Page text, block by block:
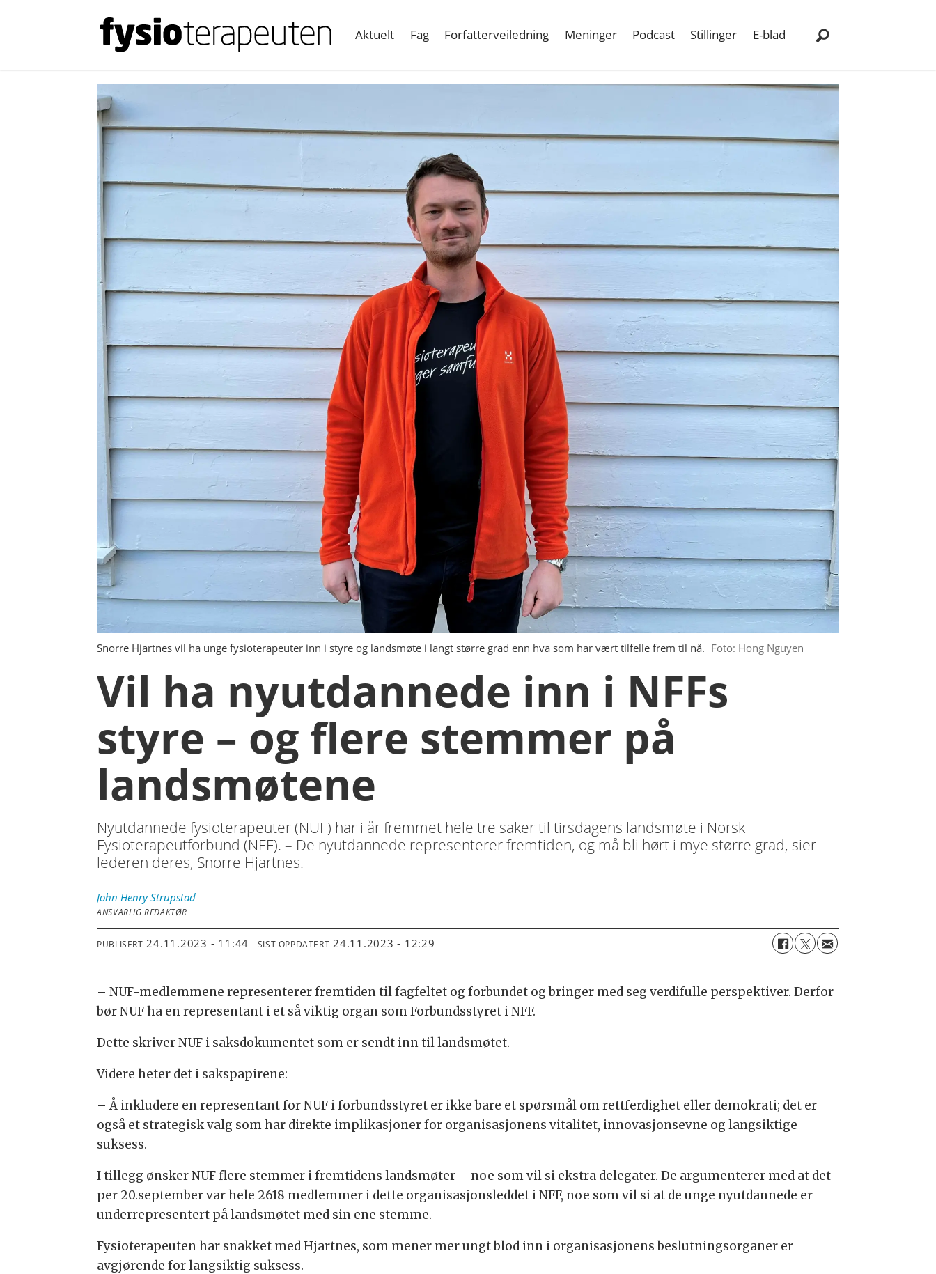
Aktuelt Fag Forfatterveiledning Meninger Podcast Stillinger E-blad
Snorre Hjartnes vil ha unge fysioterapeuter inn i styre og landsmøte i langt større grad enn hva som har vært tilfelle frem til nå. Foto: Hong Nguyen
Vil ha nyutdannede inn i NFFs
styre – og flere stemmer på
landsmøtene
Nyutdannede fysioterapeuter (NUF) har i år fremmet hele tre saker til tirsdagens landsmøte i Norsk
Fysioterapeutforbund (NFF). – De nyutdannede representerer fremtiden, og må bli hørt i mye større grad, sier
lederen deres, Snorre Hjartnes.
John Henry Strupstad
ANSVARLIG REDAKTØR
PUBLISERT 24.11.2023 - 11:44 SIST OPPDATERT 24.11.2023 - 12:29
– NUF-medlemmene representerer fremtiden til fagfeltet og forbundet og bringer med seg verdifulle perspektiver. Derfor
bør NUF ha en representant i et så viktig organ som Forbundsstyret i NFF.
Dette skriver NUF i saksdokumentet som er sendt inn til landsmøtet.
Videre heter det i sakspapirene:
– Å inkludere en representant for NUF i forbundsstyret er ikke bare et spørsmål om rettferdighet eller demokrati; det er
også et strategisk valg som har direkte implikasjoner for organisasjonens vitalitet, innovasjonsevne og langsiktige
suksess.
I tillegg ønsker NUF flere stemmer i fremtidens landsmøter – noe som vil si ekstra delegater. De argumenterer med at det
per 20.september var hele 2618 medlemmer i dette organisasjonsleddet i NFF, noe som vil si at de unge nyutdannede er
underrepresentert på landsmøtet med sin ene stemme.
Fysioterapeuten har snakket med Hjartnes, som mener mer ungt blod inn i organisasjonens beslutningsorganer er
avgjørende for langsiktig suksess.